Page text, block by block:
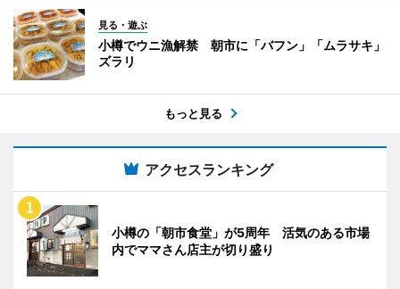
見る・遊ぶ
小樽でウニ漁解禁 朝市に「バフン」「ムラサキ」
ズラリ
もっと見る
アクセスランキング
小樽の「朝市食堂」が5周年 活気のある市場
内でママさん店主が切り盛り